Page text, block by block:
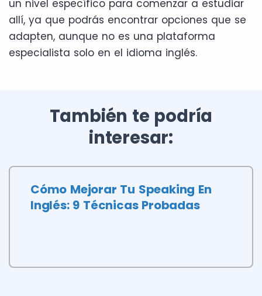
un nivel específico para comenzar a estudiar
allí, ya que podrás encontrar opciones que se
adapten, aunque no es una plataforma
especialista solo en el idioma inglés.
También te podría
interesar:
Cómo Mejorar Tu Speaking En
Inglés: 9 Técnicas Probadas